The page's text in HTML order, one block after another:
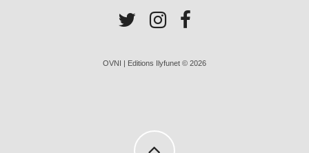
OVNI | Editions Ilyfunet © 2026